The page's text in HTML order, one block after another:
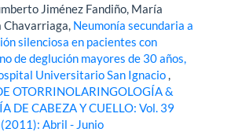
Jiménez Fandiño, María
Chavarriaga, Neumonía secundaria a
silenciosa en pacientes con
de deglución mayores de 30 años,
Universitario San Ignacio,
OTORRINOLARINGOLOGÍA &
DE CABEZA Y CUELLO: Vol. 39
(2011): Abril - Junio